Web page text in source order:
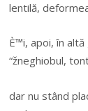
lentilă,
È™i, apoi, în
“žneghiobul,
dar nu stând